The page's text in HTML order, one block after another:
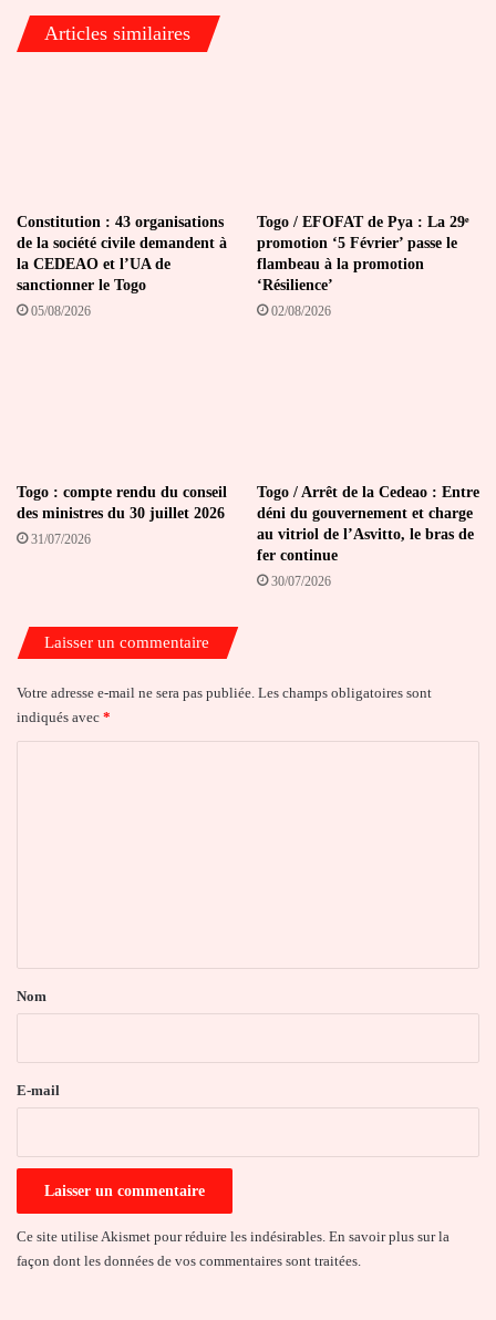
Articles similaires
Constitution : 43 organisations
de la société civile demandent à
la CEDEAO et l’UA de
sanctionner le Togo
05/08/2026
Togo / EFOFAT de Pya : La 29ᵉ
promotion ‘5 Février’ passe le
flambeau à la promotion
‘Résilience’
02/08/2026
Togo : compte rendu du conseil
des ministres du 30 juillet 2026
31/07/2026
Togo / Arrêt de la Cedeao : Entre
déni du gouvernement et charge
au vitriol de l’Asvitto, le bras de
fer continue
30/07/2026
Laisser un commentaire
Votre adresse e-mail ne sera pas publiée. Les champs obligatoires sont
indiqués avec *
a
e
Nom
E-mail
Ce site utilise Akismet pour réduire les indésirables. En savoir plus sur la
façon dont les données de vos commentaires sont traitées.